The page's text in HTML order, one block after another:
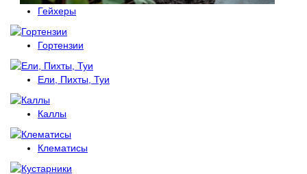
Гейхеры
Гортензии
Ели, Пихты, Туи
Каллы
Клематисы